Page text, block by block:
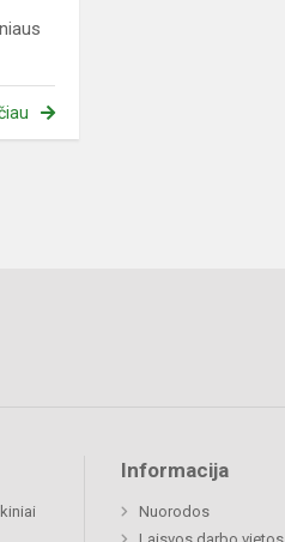
Informacija
Nuorodos